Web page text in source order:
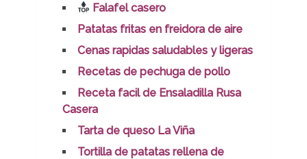
Falafel casero
Patatas fritas en freidora de aire
Cenas rapidas saludables y ligeras
Recetas de pechuga de pollo
Receta facil de Ensaladilla Rusa
Casera
Tarta de queso La Viña
Tortilla de patatas rellena de